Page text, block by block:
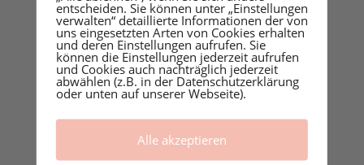
entscheiden. Sie können unter „Einstellungen
verwalten“ detaillierte Informationen der von
uns eingesetzten Arten von Cookies erhalten
und deren Einstellungen aufrufen. Sie
können die Einstellungen jederzeit aufrufen
und Cookies auch nachträglich jederzeit
abwählen (z.B. in der Datenschutzerklärung
oder unten auf unserer Webseite).
Alle akzeptieren